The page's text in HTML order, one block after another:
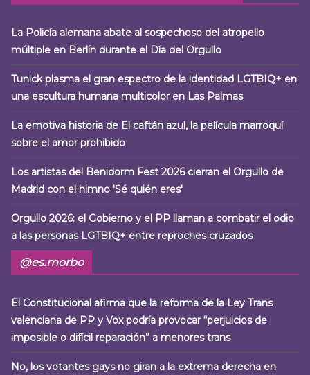
La Policía alemana abate al sospechoso del atropello
múltiple en Berlín durante el Día del Orgullo
Tunick plasma el gran espectro de la identidad LGTBIQ+ en
una escultura humana multicolor en Las Palmas
La emotiva historia de El caftán azul, la película marroquí
sobre el amor prohibido
Los artistas del Benidorm Fest 2026 cierran el Orgullo de
Madrid con el himno 'Sé quién eres'
Orgullo 2026: el Gobierno y el PP llaman a combatir el odio
a las personas LGTBIQ+ entre reproches cruzados
@es.morbo
El Constitucional afirma que la reforma de la Ley Trans
valenciana de PP y Vox podría provocar “perjuicios de
imposible o difícil reparación” a menores trans
No, los votantes gays no giran a la extrema derecha en